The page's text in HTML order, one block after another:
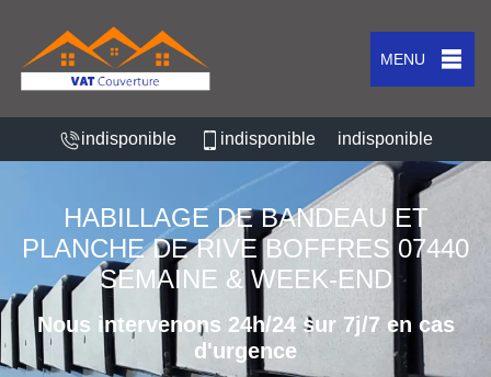
MENU
indisponible indisponible indisponible
HABILLAGE DE BANDEAU ET
PLANCHE DE RIVE BOFFRES 07440
SEMAINE & WEEK-END
Nous intervenons 24h/24 sur 7j/7 en cas
d'urgence